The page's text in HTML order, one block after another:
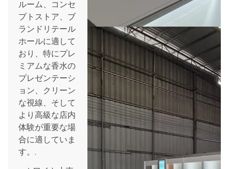
ルーム、コンセ
プトストア、ブ
ランドリテール
ホールに適して
おり、特にプレ
ミアムな香水の
プレゼンテーシ
ョン、クリーン
な視線、そして
より高級な店内
体験が重要な場
合に適していま
す。.